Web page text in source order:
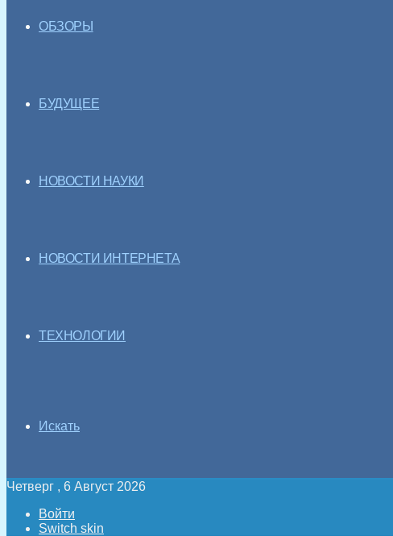
ОБЗОРЫ
БУДУЩЕЕ
НОВОСТИ НАУКИ
НОВОСТИ ИНТЕРНЕТА
ТЕХНОЛОГИИ
Искать
Четверг , 6 Август 2026
Войти
Switch skin